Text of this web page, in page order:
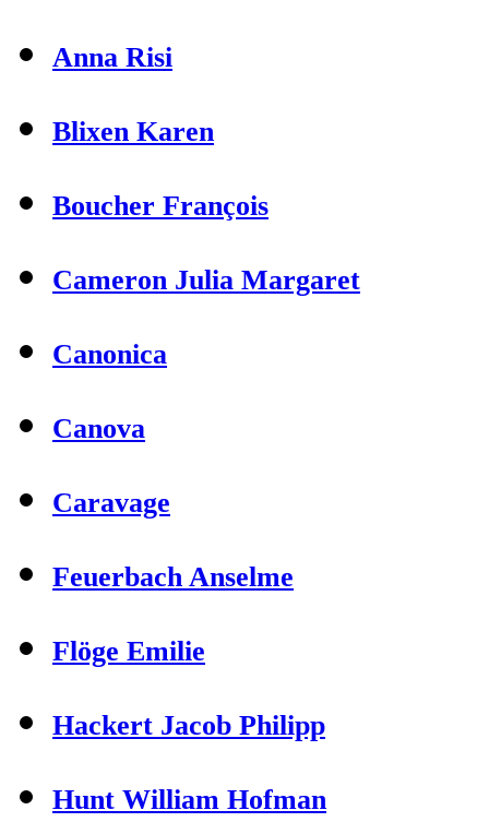
Anna Risi
Blixen Karen
Boucher François
Cameron Julia Margaret
Canonica
Canova
Caravage
Feuerbach Anselme
Flöge Emilie
Hackert Jacob Philipp
Hunt William Hofman